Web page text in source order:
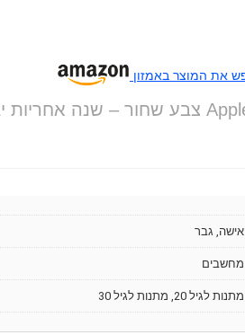
אישה, גבר
מחשבים
מתנות לגיל 20, מתנות לגיל 30